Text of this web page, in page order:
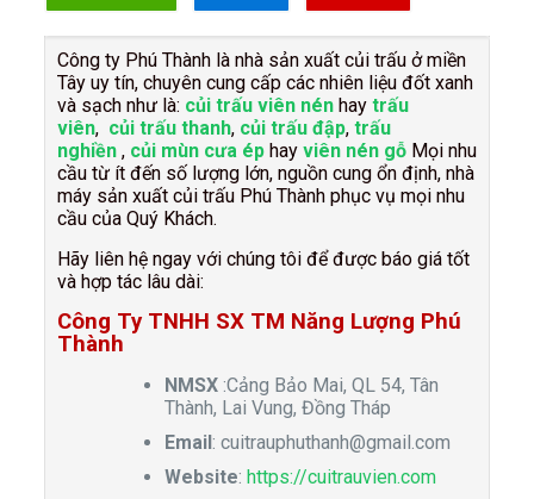
Công ty Phú Thành là nhà sản xuất củi trấu ở miền
Tây uy tín, chuyên cung cấp các nhiên liệu đốt xanh
và sạch như là: củi trấu viên nénhay trấu
viên, củi trấu thanh, củi trấu đập, trấu
nghiền, củi mùn cưa éphay viên nén gỗMọi nhu
cầu từ ít đến số lượng lớn, nguồn cung ổn định, nhà
máy sản xuất củi trấu Phú Thành phục vụ mọi nhu
cầu của Quý Khách.
Hãy liên hệ ngay với chúng tôi để được báo giá tốt
và hợp tác lâu dài:
Công Ty TNHH SX TM Năng Lượng Phú
Thành
NMSX:Cảng Bảo Mai, QL 54, Tân
Thành, Lai Vung, Đồng Tháp
Email : cuitrauphuthanh@gmail.com
Website: https://cuitrauvien.com